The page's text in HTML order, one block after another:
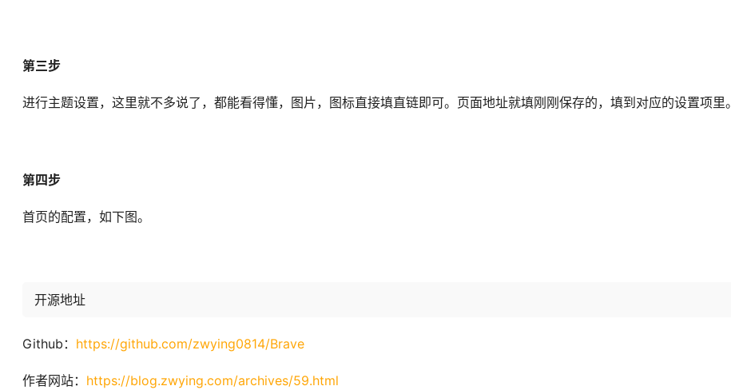
第三步
进行主题设置，这里就不多说了，都能看得懂，图片，图标直接填直链即可。页面地址就填刚刚保存的，填到对应的设置项里。
第四步
首页的配置，如下图。
开源地址
Github： https://github.com/zwying0814/Brave
作者网站： https://blog.zwying.com/archives/59.html